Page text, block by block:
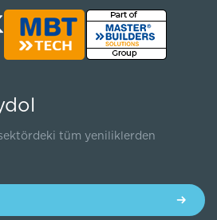
tüm yeniliklerden